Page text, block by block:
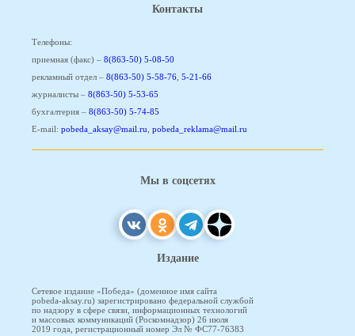
Контакты
Телефоны:
приемная (факс) – 8(863-50) 5-08-50
рекламный отдел – 8(863-50) 5-58-76, 5-21-66
журналисты – 8(863-50) 5-53-65
бухгалтерия – 8(863-50) 5-74-85
E-mail: pobeda_aksay@mail.ru, pobeda_reklama@mail.ru
Мы в соцсетях
Издание
Сетевое издание «Победа» (доменное имя сайта
pobeda-aksay.ru) зарегистрировано федеральной службой
по надзору в сфере связи, информационных технологий
и массовых коммуникаций (Роскомнадзор) 26 июля
2019 года, регистрационный номер Эл № ФС77-76383